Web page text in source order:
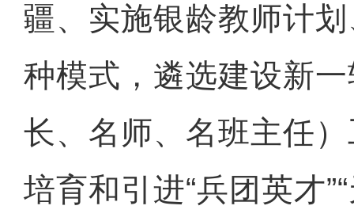
疆、实施银龄教师计
种模式，遴选建设新一
长、名师、名班主任
培育和引进“兵团英才